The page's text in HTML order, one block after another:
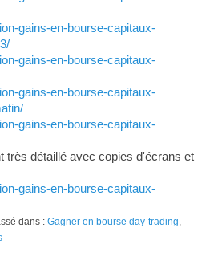
gains-en-bourse-capitaux-
gains-en-bourse-capitaux-
gains-en-bourse-capitaux-
gains-en-bourse-capitaux-
très détaillé avec copies d'écrans et
gains-en-bourse-capitaux-
dans : Gagner en bourse day-trading